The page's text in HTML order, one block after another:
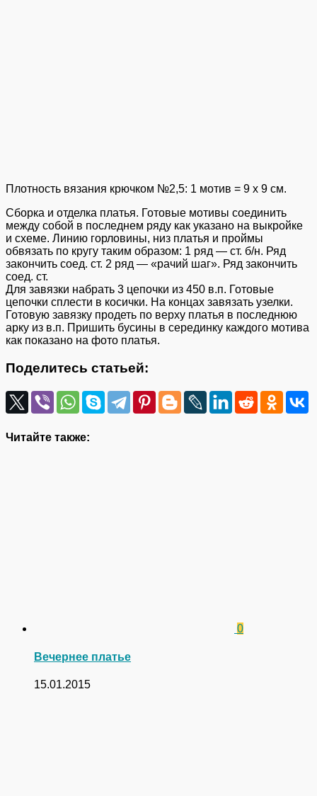
Плотность вязания крючком №2,5: 1 мотив = 9 х 9 см.
Сборка и отделка платья. Готовые мотивы соединить
между собой в последнем ряду как указано на выкройке
и схеме. Линию горловины, низ платья и проймы
обвязать по кругу таким образом: 1 ряд — ст. б/н. Ряд
закончить соед. ст. 2 ряд — «рачий шаг». Ряд закончить
соед. ст.
Для завязки набрать 3 цепочки из 450 в.п. Готовые
цепочки сплести в косички. На концах завязать узелки.
Готовую завязку продеть по верху платья в последнюю
арку из в.п. Пришить бусины в серединку каждого мотива
как показано на фото платья.
Поделитесь статьей:
Читайте также:
0
Вечернее платье
15.01.2015